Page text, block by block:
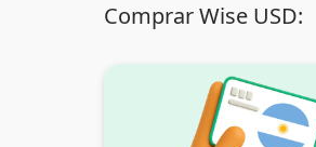
Comprar Wise USD: